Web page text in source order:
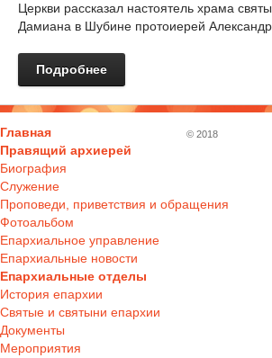
Церкви рассказал настоятель храма
Дамиана в Шубине протоиерей Александр
Подробнее
Главная
Правящий архиерей
Биография
Служение
Проповеди, приветствия и обращения
Фотоальбом
Епархиальное управление
Епархиальные новости
Епархиальные отделы
История епархии
Святые и святыни епархии
Документы
Мероприятия
© 2018